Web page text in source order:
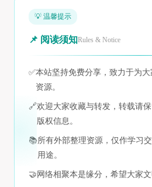
💡 温馨提示
📌 阅读须知Rules & Notice
✅本站坚持免费分享，致力于为
资源。
🔗欢迎大家收藏与转发，转载请
版权信息。
📚所有外部整理资源，仅作学习
用途。
🤝 网络相聚本是缘分，希望大家